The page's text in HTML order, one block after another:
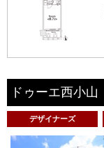
ドゥーエ西小山
デザイナーズ